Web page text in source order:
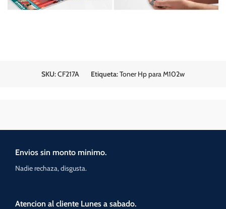
SKU:CF217A Etiqueta:Toner Hp para M102w
Envios sin monto minimo.
Nadie rechaza, disgusta.
Atencion al cliente Lunes a sabado.